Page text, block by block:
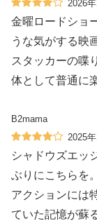
2026
金曜ロードショ
うな気がする映
スタッカーの喋
体として普通に
B2mama
2025
シャドウズエッ
ぶりにこちらを
アクションには
ていた記憶が蘇